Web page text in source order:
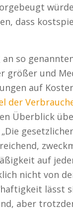
dass
so
größer und
auf
der
Überblick
auf
nicht von
lässt
aber